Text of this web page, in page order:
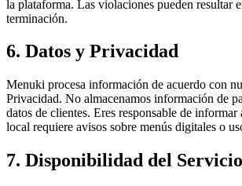
la plataforma. Las violaciones pueden resultar
terminación.
6. Datos y Privacidad
Menuki procesa información de acuerdo con
Privacidad. No almacenamos información de
datos de clientes. Eres responsable de
local requiere avisos sobre menús digitales o
7. Disponibilidad del Servicio